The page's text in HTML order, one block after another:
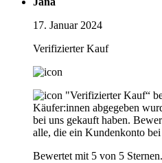
17. Januar 2024
Verifizierter Kauf
"Verifizierter Kauf“
Käufer:innen abgegeben
bei uns gekauft haben.
alle, die ein Kundenkonto bei
Bewertet mit 5 von 5 Sternen.